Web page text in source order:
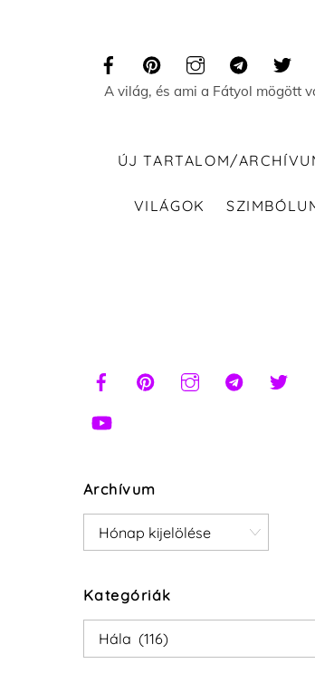
A világ, és ami a Fátyol mögött
ÚJ TARTALOM/
VILÁGOK
Archívum
Archívum
Kategóriák
Kategóriák